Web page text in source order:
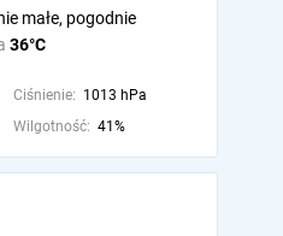
36°C
małe, pogodnie
Ciśnienie: 1013 hPa
Wilgotność: 41%